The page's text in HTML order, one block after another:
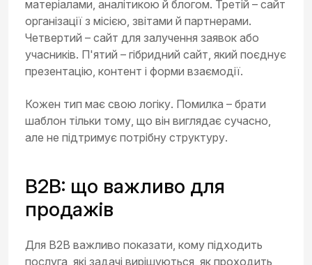
матеріалами, аналітикою й блогом. Третій – сайт
організації з місією, звітами й партнерами.
Четвертий – сайт для залучення заявок або
учасників. П'ятий – гібридний сайт, який поєднує
презентацію, контент і форми взаємодії.
Кожен тип має свою логіку. Помилка – брати
шаблон тільки тому, що він виглядає сучасно,
але не підтримує потрібну структуру.
B2B: що важливо для
продажів
Для B2B важливо показати, кому підходить
послуга, які задачі вирішуються, як проходить